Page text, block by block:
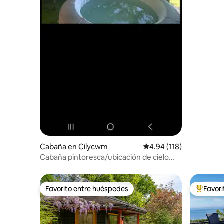
Cabaña en Cilycwm Calificación promedio:
4.94 (118)
Cabaña pintoresca/ubicación de cielo
Favorito entre huéspedes
Favorito entre huéspedes De los